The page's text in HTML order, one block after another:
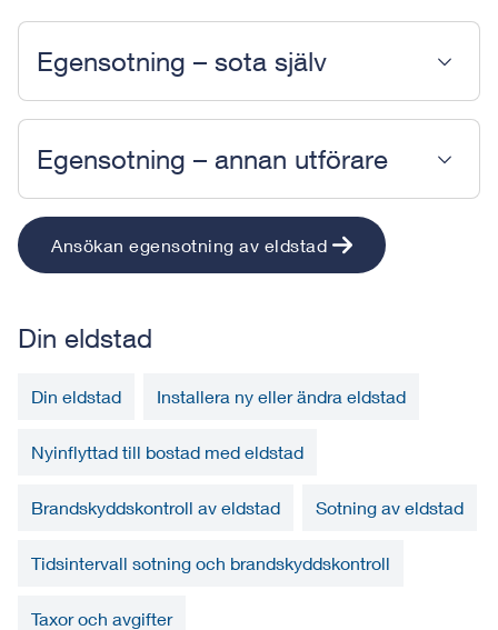
Egensotning – sota själv
Egensotning – annan utförare
Ansökan egensotning av eldstad
Din eldstad
Din eldstad Installera ny eller ändra eldstad
Nyinflyttad till bostad med eldstad
Brandskyddskontroll av eldstad Sotning av eldstad
Tidsintervall sotning och brandskyddskontroll
Taxor och avgifter